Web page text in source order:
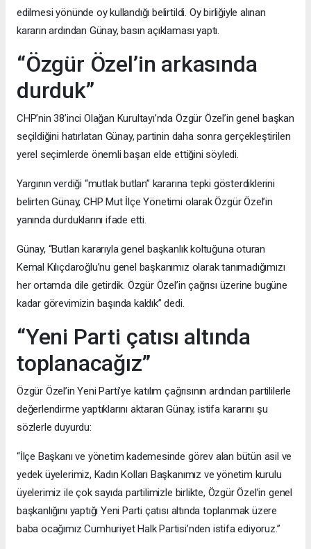
edilmesi yönünde oy kullandığı belirtildi. Oy birliğiyle alınan
kararın ardından Günay, basın açıklaması yaptı.
“Özgür Özel’in arkasında
durduk”
CHP’nin 38’inci Olağan Kurultayı’nda Özgür Özel’in genel başkan
seçildiğini hatırlatan Günay, partinin daha sonra gerçekleştirilen
yerel seçimlerde önemli başarı elde ettiğini söyledi.
Yargının verdiği “mutlak butlan” kararına tepki gösterdiklerini
belirten Günay, CHP Mut İlçe Yönetimi olarak Özgür Özel’in
yanında durduklarını ifade etti.
Günay, “Butlan kararıyla genel başkanlık koltuğuna oturan
Kemal Kılıçdaroğlu’nu genel başkanımız olarak tanımadığımızı
her ortamda dile getirdik. Özgür Özel’in çağrısı üzerine bugüne
kadar görevimizin başında kaldık” dedi.
“Yeni Parti çatısı altında
toplanacağız”
Özgür Özel’in Yeni Parti’ye katılım çağrısının ardından partililerle
değerlendirme yaptıklarını aktaran Günay, istifa kararını şu
sözlerle duyurdu:
“İlçe Başkanı ve yönetim kademesinde görev alan bütün asil ve
yedek üyelerimiz, Kadın Kolları Başkanımız ve yönetim kurulu
üyelerimiz ile çok sayıda partilimizle birlikte, Özgür Özel’in genel
başkanlığını yaptığı Yeni Parti çatısı altında toplanmak üzere
baba ocağımız Cumhuriyet Halk Partisi’nden istifa ediyoruz.”